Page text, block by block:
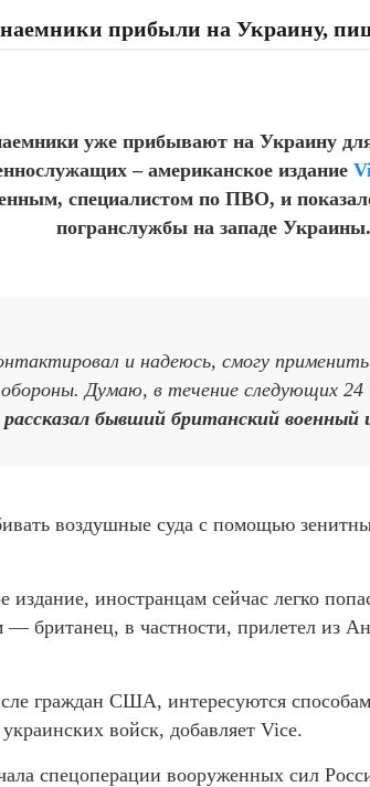
прибыли на Украину,
уже прибывают на Украину
– американское издание
специалистом по ПВО, и
погранслужбы на западе Украины.
и надеюсь, смогу
Думаю, в течение следующих 24
рассказал бывший британский военный
воздушные суда с помощью
издание, иностранцам сейчас легко
— британец, в частности, прилетел из
граждан США, интересуются
войск, добавляет Vice.
спецоперации вооруженных сил